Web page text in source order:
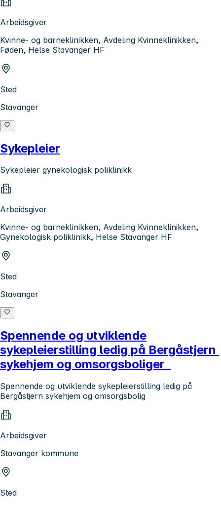
Arbeidsgiver
Kvinne- og barneklinikken, Avdeling Kvinneklinikken,
Føden, Helse Stavanger HF
Sted
Stavanger
Sykepleier
Sykepleier gynekologisk poliklinikk
Arbeidsgiver
Kvinne- og barneklinikken, Avdeling Kvinneklinikken,
Gynekologisk poliklinikk, Helse Stavanger HF
Sted
Stavanger
Spennende og utviklende
sykepleierstilling ledig på Bergåstjern
sykehjem og omsorgsboliger
Spennende og utviklende sykepleierstilling ledig på
Bergåstjern sykehjem og omsorgsbolig
Arbeidsgiver
Stavanger kommune
Sted